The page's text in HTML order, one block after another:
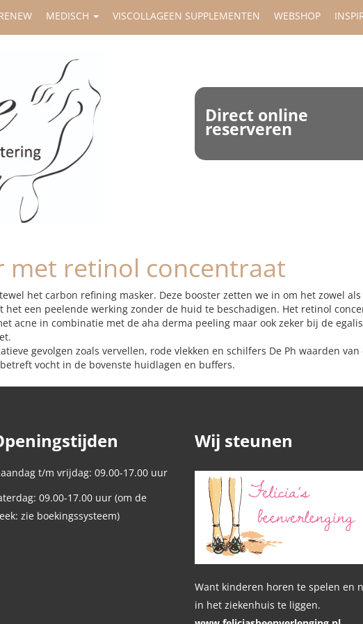
MEDISCH VISCOLLAGEEN SUPPLEMENTEN WEBSHOP
Direct online
reserveren
met retinol concentraat
het carbon refining masker. Deze booster zetten we in om het zowel
een peelende werking zonder de huid te beschadigen. Het retinol
acne in combinatie met de aha derma peeling maar ook zeker bij de
gevolgen zoals vervellen, rode vlekken en schilfers De Ph waarden
vocht in de bovenste huidlagen en buffers.
t/m vrijdag: 09.00-17.00 uur
09.00-17.00 uur (om de
zie boekingssysteem)
Wij steunen
Want kinderen horen te spelen en
in het ziekenhuis te liggen.